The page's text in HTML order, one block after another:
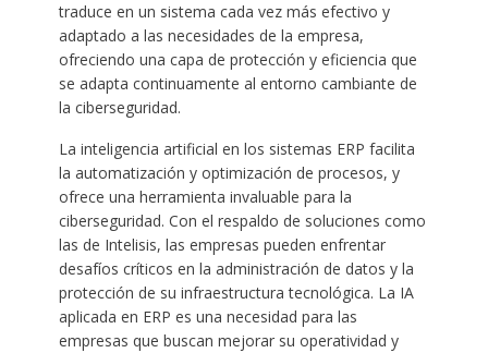
traduce en un sistema cada vez más efectivo y
adaptado a las necesidades de la empresa,
ofreciendo una capa de protección y eficiencia que
se adapta continuamente al entorno cambiante de
la ciberseguridad.
La inteligencia artificial en los sistemas ERP facilita
la automatización y optimización de procesos, y
ofrece una herramienta invaluable para la
ciberseguridad. Con el respaldo de soluciones como
las de Intelisis, las empresas pueden enfrentar
desafíos críticos en la administración de datos y la
protección de su infraestructura tecnológica. La IA
aplicada en ERP es una necesidad para las
empresas que buscan mejorar su operatividad y